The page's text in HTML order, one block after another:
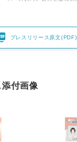
プレスリリース原文(PDF)
付画像